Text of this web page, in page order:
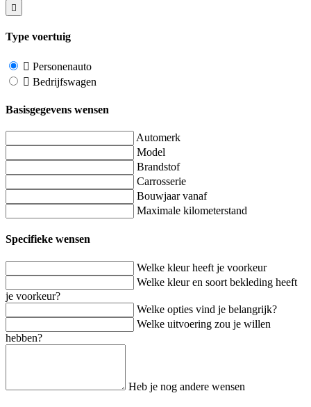
Type voertuig
Personenauto
Bedrijfswagen
Basisgegevens wensen
Automerk
Model
Brandstof
Carrosserie
Bouwjaar vanaf
Maximale kilometerstand
Specifieke wensen
Welke kleur heeft je voorkeur
Welke kleur en soort bekleding heeft
je voorkeur?
Welke opties vind je belangrijk?
Welke uitvoering zou je willen
hebben?
Heb je nog andere wensen